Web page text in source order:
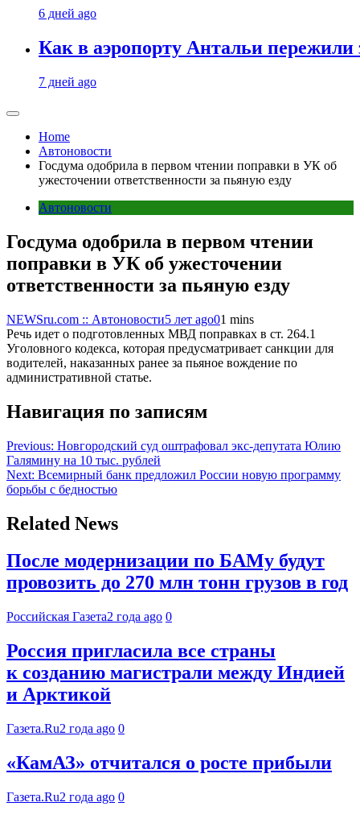
6 дней ago
Как в аэропорту Антальи
7 дней ago
Home
Автоновости
Госдума одобрила в первом чтении поправки в УК об
ужесточении ответственности за пьяную езду
Автоновости
Госдума одобрила в первом чтении
поправки в УК об ужесточении
ответственности за пьяную езду
NEWSru.com :: Автоновости5 лет ago01 mins
Речь идет о подготовленных МВД поправках в ст. 264.1
Уголовного кодекса, которая предусматривает санкции для
водителей, наказанных ранее за пьяное вождение по
административной статье.
Навигация по записям
Previous: Новгородский суд оштрафовал экс-депутата Юлию
Галямину на 10 тыс. рублей
Next: Всемирный банк предложил России новую программу
борьбы с бедностью
Related News
После модернизации по БАМу будут
провозить до 270 млн тонн грузов в год
Российская Газета2 года ago 0
Россия пригласила все страны
к созданию магистрали между Индией
и Арктикой
Газета.Ru2 года ago 0
«КамАЗ» отчитался о росте прибыли
Газета.Ru2 года ago 0